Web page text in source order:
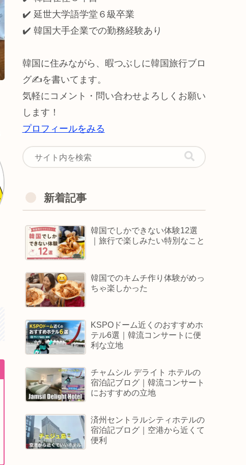
✔️ 延世大学語学堂６級卒業
✔️ 韓国大手企業での勤務経験あり
韓国に住みながら、暇つぶしに韓国旅行ブロ
グ✍️を書いてます。
気軽にコメント・問い合わせよろしくお願い
します！
プロフィールをみる
新着記事
韓国でしかできない体験12選
｜旅行で楽しみたい特別なこと
韓国でのキムチ作り体験がめっ
ちゃ楽しかった
KSPOドーム近くのおすすめホ
テル6選｜韓流コンサートに便
利な立地
チャムシル デライト ホテルの
宿泊記ブログ｜韓流コンサート
におすすめの立地
済州セントラルシティホテルの
宿泊記ブログ｜空港から近くて
便利